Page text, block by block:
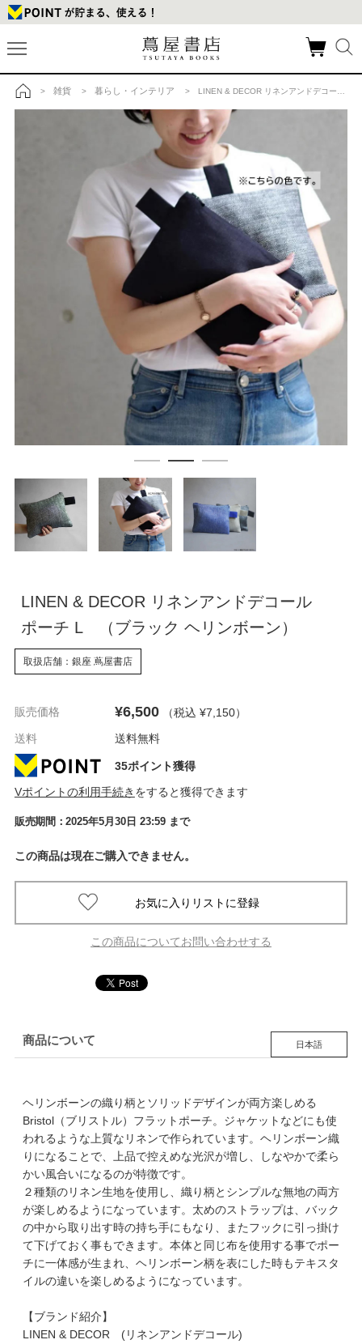
トップ
> 雑貨 > 暮らし・インテリア > LINEN & DECOR リネンアンドデコール ポーチ L （ブラック ヘリンボーン）の商品詳細
LINEN & DECOR リネンアンドデコール
ポーチ L （ブラック ヘリンボーン）
取扱店舗：銀座 蔦屋書店
販売価格 ¥6,500 （税込 ¥7,150）
送料
送料無料
35ポイント獲得
Vポイントの利用手続き をすると獲得できます
販売期間：2025年5月30日 23:59 まで
この商品は現在ご購入できません。
この商品についてお問い合わせする
商品について 日本語
ヘリンボーンの織り柄とソリッドデザインが両方楽しめる
Bristol（ブリストル）フラットポーチ。ジャケットなどにも使
われるような上質なリネンで作られています。ヘリンボーン織
りになることで、上品で控えめな光沢が増し、しなやかで柔ら
かい風合いになるのが特徴です。
２種類のリネン生地を使用し、織り柄とシンプルな無地の両方
が楽しめるようになっています。太めのストラップは、バック
の中から取り出す時の持ち手にもなり、またフックに引っ掛け
て下げておく事もできます。本体と同じ布を使用する事でポー
チに一体感が生まれ、ヘリンボーン柄を表にした時もテキスタ
イルの違いを楽しめるようになっています。
【ブランド紹介】
LINEN & DECOR (リネンアンドデコール)